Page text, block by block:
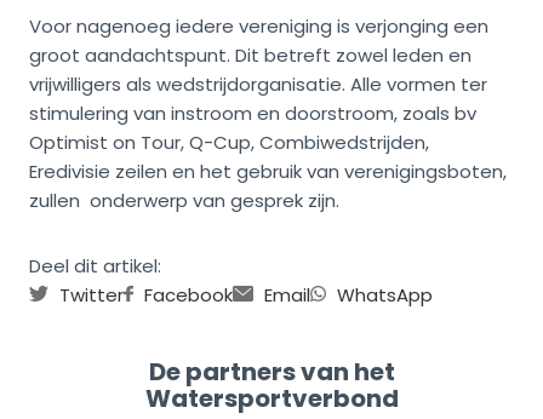
Voor nagenoeg iedere vereniging is verjonging een
groot aandachtspunt. Dit betreft zowel leden en
vrijwilligers als wedstrijdorganisatie. Alle vormen ter
stimulering van instroom en doorstroom, zoals bv
Optimist on Tour, Q-Cup, Combiwedstrijden,
Eredivisie zeilen en het gebruik van verenigingsboten,
zullen onderwerp van gesprek zijn.
Deel dit artikel:
Twitter
Facebook Email WhatsApp
De partners van het
Watersportverbond